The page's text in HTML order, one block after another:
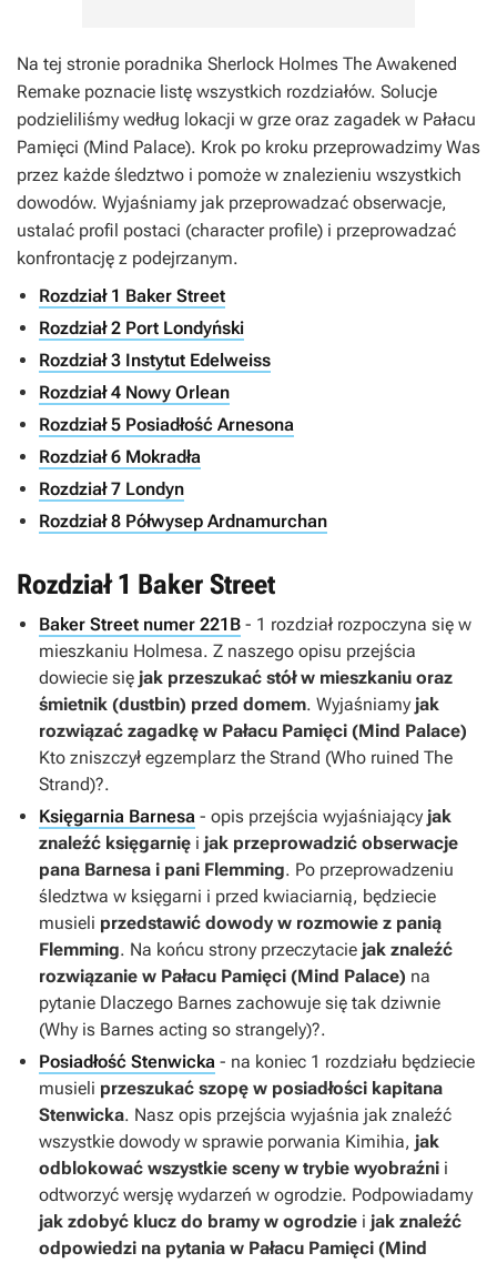
Na tej stronie poradnika Sherlock Holmes The Awakened
Remake poznacie listę wszystkich rozdziałów. Solucje
podzieliliśmy według lokacji w grze oraz zagadek w Pałacu
Pamięci (Mind Palace). Krok po kroku przeprowadzimy Was
przez każde śledztwo i pomoże w znalezieniu wszystkich
dowodów. Wyjaśniamy jak przeprowadzać obserwacje,
ustalać profil postaci (character profile) i przeprowadzać
konfrontację z podejrzanym.
Rozdział 1 Baker Street
Rozdział 2 Port Londyński
Rozdział 3 Instytut Edelweiss
Rozdział 4 Nowy Orlean
Rozdział 5 Posiadłość Arnesona
Rozdział 6 Mokradła
Rozdział 7 Londyn
Rozdział 8 Półwysep Ardnamurchan
Rozdział 1 Baker Street
Baker Street numer 221B - 1 rozdział rozpoczyna się w
mieszkaniu Holmesa. Z naszego opisu przejścia
dowiecie się jak przeszukać stół w mieszkaniu oraz
śmietnik (dustbin) przed domem. Wyjaśniamy jak
rozwiązać zagadkę w Pałacu Pamięci (Mind Palace)
Kto zniszczył egzemplarz the Strand (Who ruined The
Strand)?.
Księgarnia Barnesa - opis przejścia wyjaśniający jak
znaleźć księgarnię i jak przeprowadzić obserwacje
pana Barnesa i pani Flemming. Po przeprowadzeniu
śledztwa w księgarni i przed kwiaciarnią, będziecie
musieli przedstawić dowody w rozmowie z panią
Flemming. Na końcu strony przeczytacie jak znaleźć
rozwiązanie w Pałacu Pamięci (Mind Palace) na
pytanie Dlaczego Barnes zachowuje się tak dziwnie
(Why is Barnes acting so strangely)?.
Posiadłość Stenwicka - na koniec 1 rozdziału będziecie
musieli przeszukać szopę w posiadłości kapitana
Stenwicka. Nasz opis przejścia wyjaśnia jak znaleźć
wszystkie dowody w sprawie porwania Kimihia, jak
odblokować wszystkie sceny w trybie wyobraźni i
odtworzyć wersję wydarzeń w ogrodzie. Podpowiadamy
jak zdobyć klucz do bramy w ogrodzie i jak znaleźć
odpowiedzi na pytania w Pałacu Pamięci (Mind